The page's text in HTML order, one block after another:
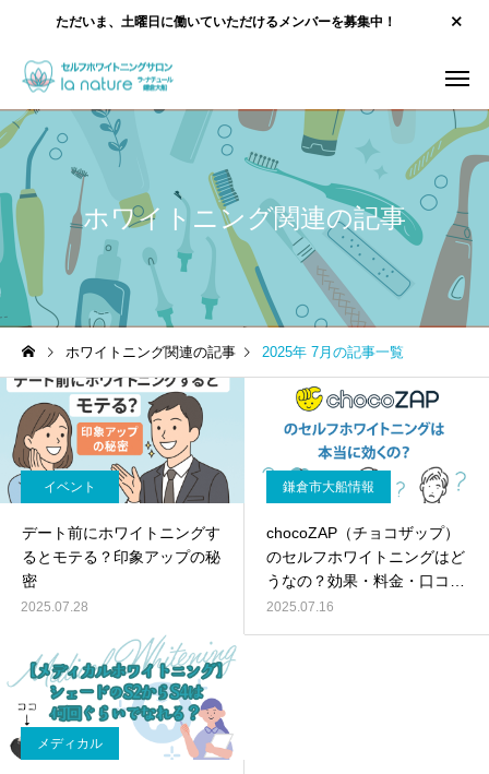
ただいま、土曜日に働いていただけるメンバーを募集中！
ホワイトニング関連の記事
ホワイトニング関連の記事 2025年 7月の記事一覧
イベント
デート前にホワイトニングす
るとモテる？印象アップの秘
密
2025.07.28
鎌倉市大船情報
chocoZAP（チョコザップ）
のセルフホワイトニングはど
うなの？効果・料金・口コミ
を徹底解説！
2025.07.16
メディカル